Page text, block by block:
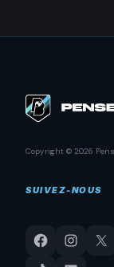
Copyright © 2026
SUIVEZ-NOUS